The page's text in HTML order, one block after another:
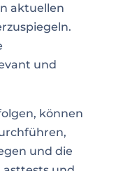
aktuellen
und
können
und die